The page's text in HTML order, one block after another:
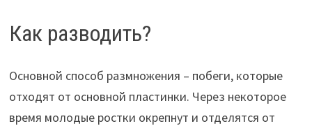
Как разводить?
Основной способ размножения – побеги, которые
отходят от основной пластинки. Через некоторое
время молодые ростки окрепнут и отделятся от